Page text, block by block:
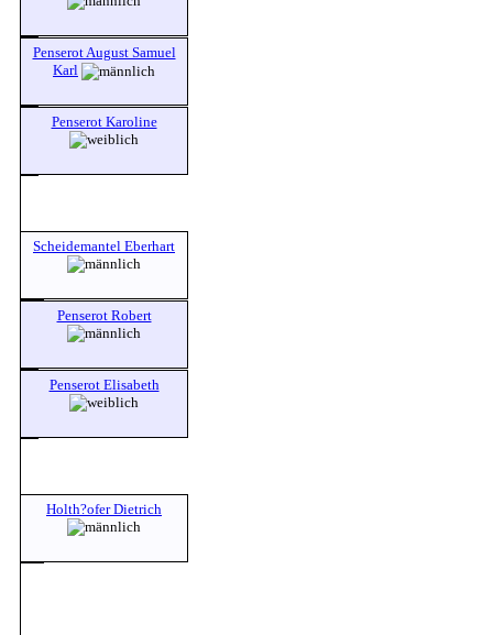
Penserot August Samuel
Karl
Penserot Karoline
Scheidemantel Eberhart
Penserot Robert
Penserot Elisabeth
Holth?ofer Dietrich